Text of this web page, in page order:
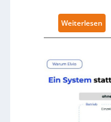
t
-
v
e
l
Weiterlesen
N
a
R
o